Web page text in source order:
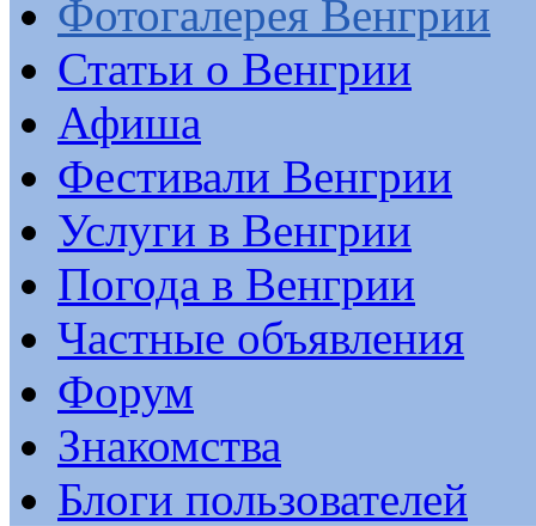
Фотогалерея Венгрии
Статьи о Венгрии
Афиша
Фестивали Венгрии
Услуги в Венгрии
Погода в Венгрии
Частные объявления
Форум
Знакомства
Блоги пользователей